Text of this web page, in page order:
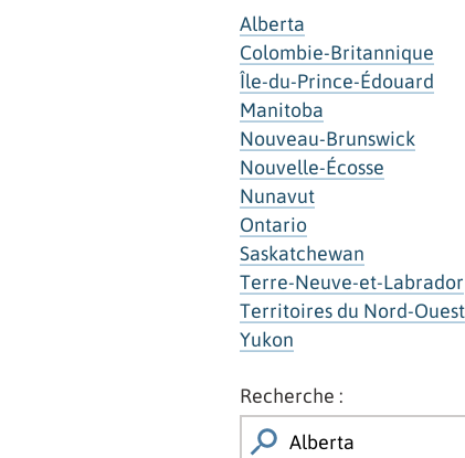
Alberta
Colombie-Britannique
Île-du-Prince-Édouard
Manitoba
Nouveau-Brunswick
Nouvelle-Écosse
Nunavut
Ontario
Saskatchewan
Terre-Neuve-et-Labrador
Territoires du Nord-Ouest
Yukon
Recherche :